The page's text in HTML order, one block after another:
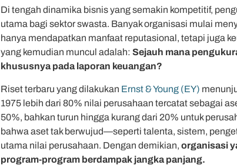
Di tengah dinamika bisnis yang semakin kompetitif,
utama bagi sektor swasta. Banyak organisasi mulai
hanya mendapatkan manfaat reputasional, tetapi juga
yang kemudian muncul adalah: Sejauh mana
khususnya pada laporan keuangan?
Riset terbaru yang dilakukan Ernst & Young (EY)
1975 lebih dari 80% nilai perusahaan tercatat sebagai
50%, bahkan turun hingga kurang dari 20% untuk
bahwa aset tak berwujud—seperti talenta, sistem,
utama nilai perusahaan. Dengan demikian, organisasi
program-program berdampak jangka panjang.